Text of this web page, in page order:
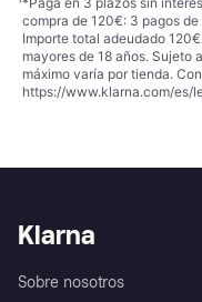
compra de 120€: 3 pagos
Importe total adeudado
mayores de 18 años. Sujeto
máximo varía por tienda.
https://www.klarna.com/es/
Klarna
Sobre nosotros